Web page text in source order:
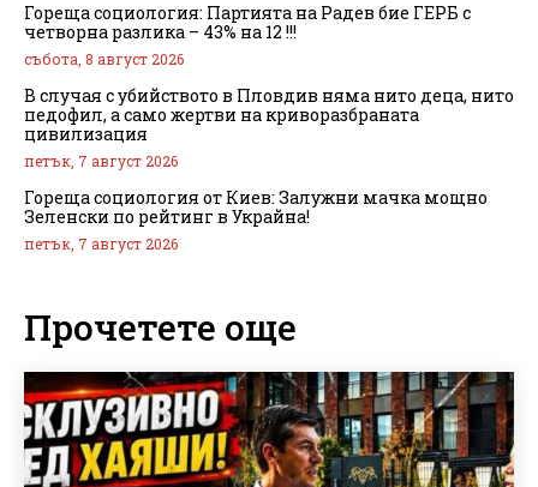
Гореща социология: Партията на Радев бие ГЕРБ с
четворна разлика – 43% на 12 !!!
събота, 8 август 2026
В случая с убийството в Пловдив няма нито деца, нито
педофил, а само жертви на криворазбраната
цивилизация
петък, 7 август 2026
Гореща социология от Киев: Залужни мачка мощно
Зеленски по рейтинг в Украйна!
петък, 7 август 2026
Прочетете още